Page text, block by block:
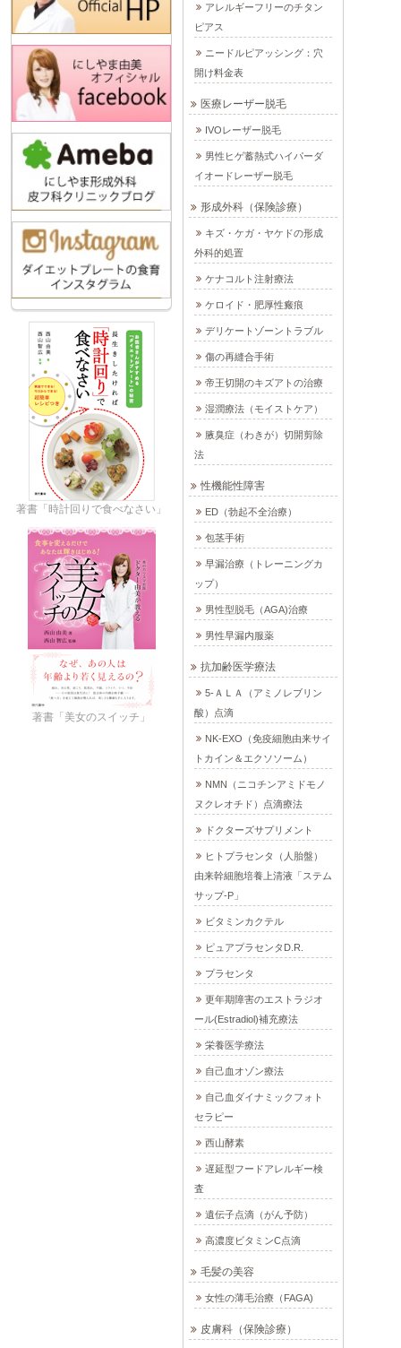
アレルギーフリーのチタン
ピアス
ニードルピアッシング：穴
開け料金表
医療レーザー脱毛
IVOレーザー脱毛
男性ヒゲ蓄熱式ハイパーダ
イオードレーザー脱毛
形成外科（保険診療）
キズ・ケガ・ヤケドの形成
外科的処置
ケナコルト注射療法
ケロイド・肥厚性瘢痕
デリケートゾーントラブル
傷の再縫合手術
帝王切開のキズアトの治療
湿潤療法（モイストケア）
腋臭症（わきが）切開剪除
法
性機能性障害
ED（勃起不全治療）
包茎手術
早漏治療（トレーニングカ
ップ）
男性型脱毛（AGA)治療
男性早漏内服薬
抗加齢医学療法
5-ＡＬＡ（アミノレブリン
酸）点滴
NK-EXO（免疫細胞由来サイ
トカイン＆エクソソーム）
NMN（ニコチンアミドモノ
ヌクレオチド）点滴療法
ドクターズサプリメント
ヒトプラセンタ（人胎盤）
由来幹細胞培養上清液「ステム
サップ-P」
ビタミンカクテル
ピュアプラセンタD.R.
プラセンタ
更年期障害のエストラジオ
ール(Estradiol)補充療法
栄養医学療法
自己血オゾン療法
自己血ダイナミックフォト
セラピー
西山酵素
遅延型フードアレルギー検
査
遺伝子点滴（がん予防）
高濃度ビタミンC点滴
毛髪の美容
女性の薄毛治療（FAGA)
皮膚科（保険診療）
著書「時計回りで食べなさい」
著書「美女のスイッチ」